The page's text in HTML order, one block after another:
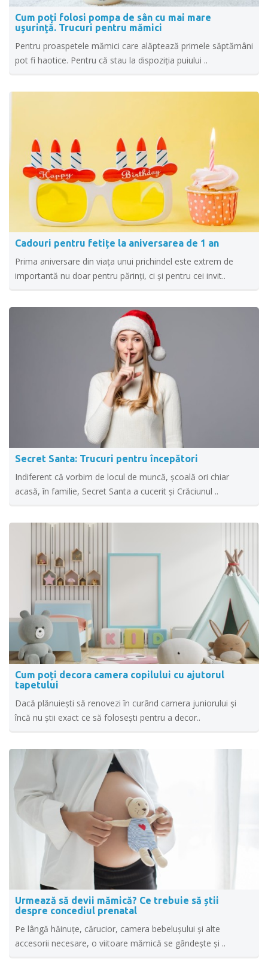
Cum poți folosi pompa de sân cu mai mare
uşurinţă. Trucuri pentru mămici
Pentru proaspetele mămici care alăptează primele săptămâni
pot fi haotice. Pentru că stau la dispoziția puiului ..
Cadouri pentru fetițe la aniversarea de 1 an
Prima aniversare din viața unui prichindel este extrem de
importantă nu doar pentru părinți, ci și pentru cei invit..
Secret Santa: Trucuri pentru începători
Indiferent că vorbim de locul de muncă, școală ori chiar
acasă, în familie, Secret Santa a cucerit și Crăciunul ..
Cum poți decora camera copilului cu ajutorul
tapetului
Dacă plănuiești să renovezi în curând camera juniorului și
încă nu știi exact ce să folosești pentru a decor..
Urmează să devii mămică? Ce trebuie să știi
despre concediul prenatal
Pe lângă hăinuțe, cărucior, camera bebelușului și alte
accesorii necesare, o viitoare mămică se gândește și ..